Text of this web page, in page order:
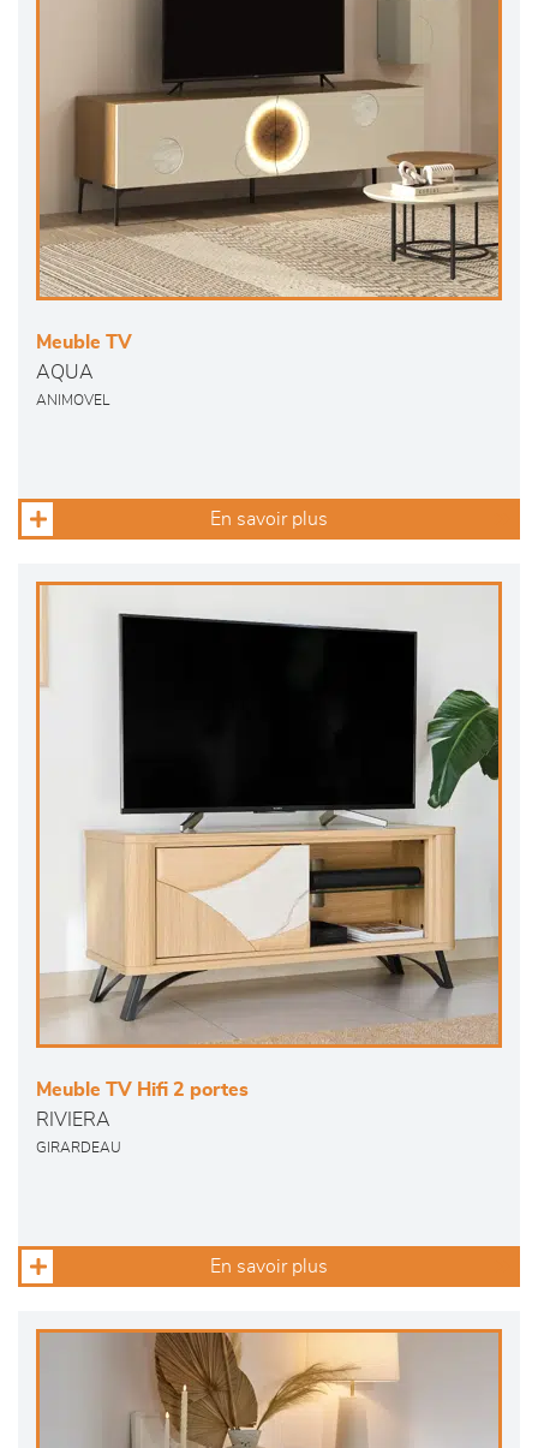
Meuble TV
AQUA
ANIMOVEL
En savoir plus
Meuble TV Hifi 2 portes
RIVIERA
GIRARDEAU
En savoir plus